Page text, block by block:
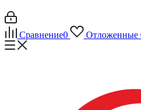
Сравнение0 Отложенные